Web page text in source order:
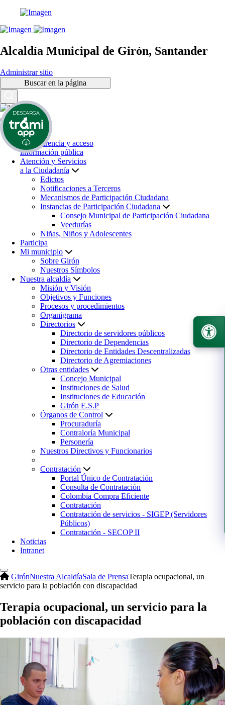
Alcaldía Municipal de Girón, Santander
Administrar sitio
Buscar en la página
Inicio
Transparencia y acceso
información pública
Atención y Servicios
a la Ciudadanía
Edictos
Notificaciones a Terceros
Mecanismos de Participación Ciudadana
Instancias de Participación Ciudadana
Consejo Municipal de Participación Ciudadana
Veedurías
Niñas, Niños y Adolescentes
Participa
Mi municipio
Sobre Girón
Nuestros Símbolos
Nuestra alcaldía
Misión y Visión
Objetivos y Funciones
Procesos y procedimientos
Organigrama
Directorios
Directorio de servidores públicos
Directorio de Dependencias
Directorio de Entidades Descentralizadas
Directorio de Agremiaciones
Otras entidades
Concejo Municipal
Instituciones de Salud
Instituciones de Educación
Girón E.S.P
Órganos de Control
Procuraduría
Contraloría Municipal
Personería
Nuestros Directivos y Funcionarios
Contratación
Portal Único de Contratación
Consulta de Contratación
Colombia Compra Eficiente
Contratación
Contratación de servicios - SIGEP (Servidores
Públicos)
Contratación - SECOP II
Noticias
Intranet
GirónNuestra AlcaldíaSala de PrensaTerapia ocupacional, un
servicio para la población con discapacidad
Terapia ocupacional, un servicio para la
población con discapacidad
DESCARGA